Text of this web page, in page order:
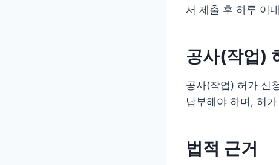
서 제출 후 하루 이
공사(작업)
공사(작업) 허가 신
납부해야 하며, 허
법적 근거